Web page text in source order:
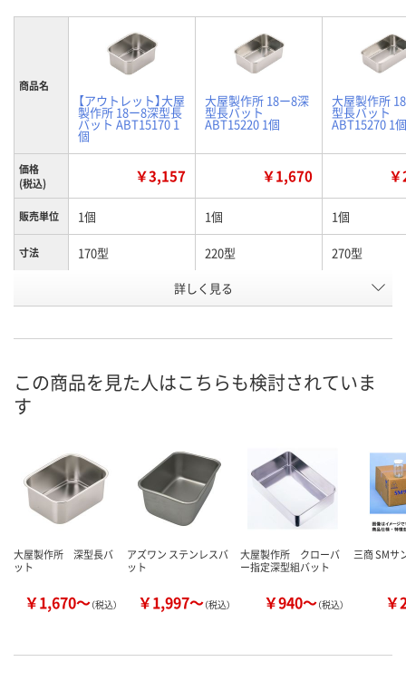
商品名
【アウトレット】大屋
製作所 18ー8深型長
バット ABT15170 1
個
大屋製作所 18ー8深
型長バット
ABT15220 1個
大屋製作所
型長バット
ABT15270 1個
価格
(税込)
￥3,157 ￥1,670
販売単位 1個 1個 1個
寸法 170型 220型 270型
184436
カゴへ カゴへ カ
詳しく見る
この商品を見た人はこちらも検討されていま
す
大屋製作所 深型長バ
ット
￥1,670～（税込）
アズワン ステンレスバ
ット
￥1,997～（税込）
大屋製作所 クローバ
ー指定深型組バット
￥940～（税込）
三商 SMサ
￥